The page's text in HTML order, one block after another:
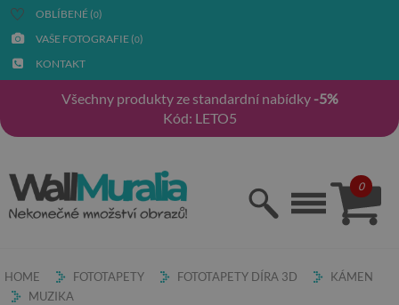
OBLÍBENÉ (0)
VAŠE FOTOGRAFIE (0)
KONTAKT
Všechny produkty ze standardní nabídky -5%
Kód: LETO5
0
HOME FOTOTAPETY FOTOTAPETY DÍRA 3D
KÁMEN
MUZIKA